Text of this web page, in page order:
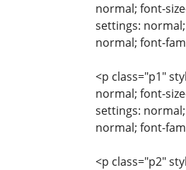
normal; font-
settings:
normal; font-
<p class="p1"
normal; font-
settings:
normal; font-
<p class="p2"